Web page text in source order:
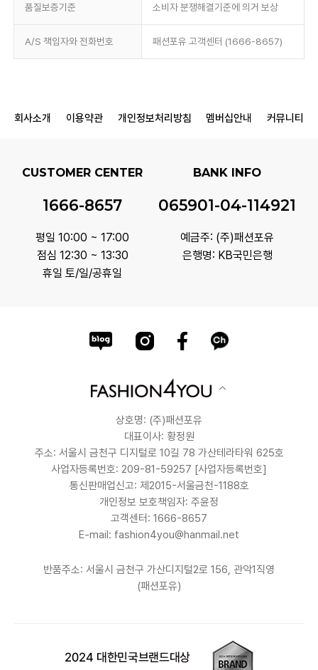
품질보증기준 소비자 분쟁해결기준에 의거 보상
A/S 책임자와 전화번호 패션포유 고객센터 (1666-8657)
회사소개 이용약관 개인정보처리방침 멤버십안내 커뮤니티
CUSTOMER CENTER
1666-8657
평일 10:00 ~ 17:00
점심 12:30 ~ 13:30
휴일 토/일/공휴일
BANK INFO
065901-04-114921
예금주: (주)패션포유
은행명: KB국민은행
상호명: (주)패션포유
대표이사: 황정원
주소: 서울시 금천구 디지털로 10길 78 가산테라타워 625호
사업자등록번호: 209-81-59257 [사업자등록번호]
통신판매업신고: 제2015-서울금천-1188호
개인정보 보호책임자: 주윤정
고객센터: 1666-8657
E-mail: fashion4you@hanmail.net
반품주소: 서울시 금천구 가산디지털2로 156, 관악1직영
(패션포유)